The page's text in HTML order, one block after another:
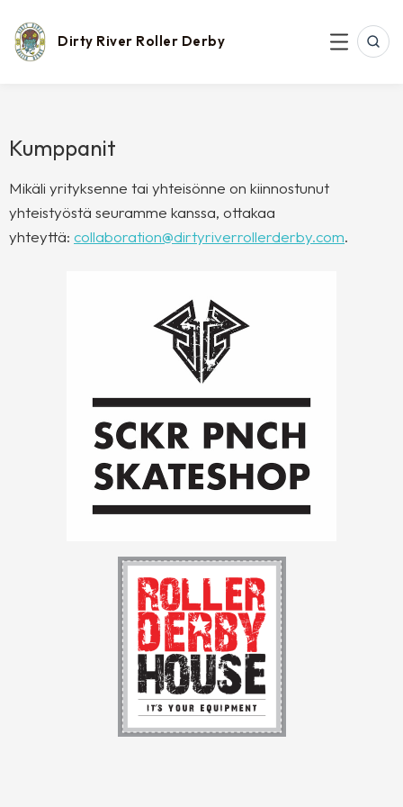
content
Dirty River Roller Derby
MENU
Kumppanit
Mikäli yrityksenne tai yhteisönne on kiinnostunut
yhteistyöstä seuramme kanssa, ottakaa
yhteyttä: collaboration@dirtyriverrollerderby.com.